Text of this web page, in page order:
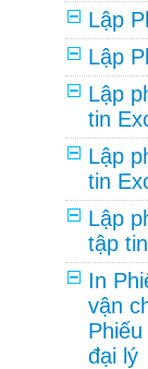
Lập
Lập
Lập
tin
Lập
tin
Lập
tập
In
vận
đại lý